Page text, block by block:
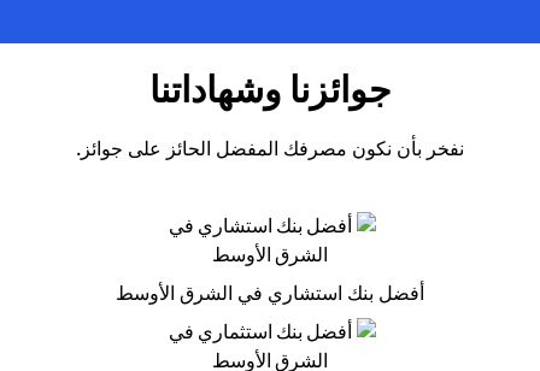
جوائزنا وشهاداتنا
نفخر بأن نكون مصرفك المفضل الحائز على جوائز.
أفضل بنك استشاري في الشرق الأوسط